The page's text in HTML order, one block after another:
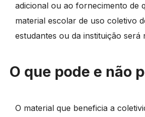
adicional ou ao fornecimento de
material escolar de uso coletivo
estudantes ou da instituição será
O que pode e não
O material que beneficia a